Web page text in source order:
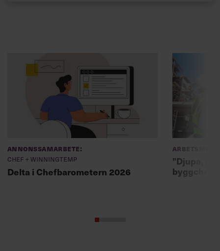
Annonssamarbete:
Chef + Winningtemp
Delta i Chefbarometern 2026
Arbetsmiljö
”Djupa,